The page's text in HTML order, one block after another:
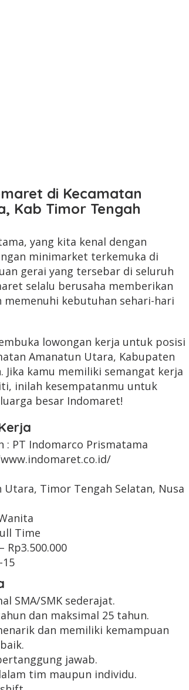
di Kecamatan
Kab Timor Tengah
yang kita kenal dengan
minimarket terkemuka di
gerai yang tersebar di seluruh
selalu berusaha memberikan
memenuhi kebutuhan sehari-hari
lowongan kerja untuk posisi
Amanatun Utara, Kabupaten
Jika kamu memiliki semangat kerja
inilah kesempatanmu untuk
besar Indomaret!
: PT Indomarco Prismatama
Utara, Timor Tengah Selatan, Nusa
Time
Rp3.500.000
15
SMA/SMK sederajat.
dan maksimal 25 tahun.
dan memiliki kemampuan
jawab.
tim maupun individu.